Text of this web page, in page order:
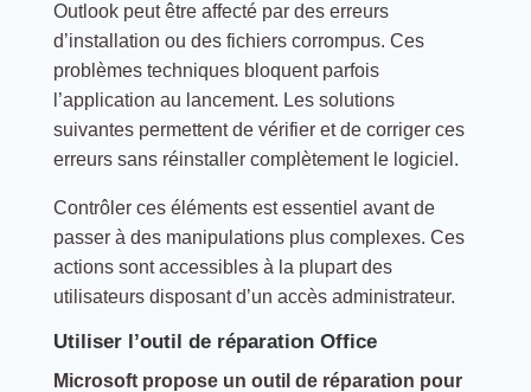
Outlook peut être affecté par des erreurs
d’installation ou des fichiers corrompus. Ces
problèmes techniques bloquent parfois
l’application au lancement. Les solutions
suivantes permettent de vérifier et de corriger ces
erreurs sans réinstaller complètement le logiciel.
Contrôler ces éléments est essentiel avant de
passer à des manipulations plus complexes. Ces
actions sont accessibles à la plupart des
utilisateurs disposant d’un accès administrateur.
Utiliser l’outil de réparation Office
Microsoft propose un outil de réparation pour